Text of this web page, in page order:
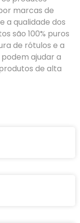
marcas de
a qualidade dos
são 100% puros
de rótulos e a
ajudar a
de alta